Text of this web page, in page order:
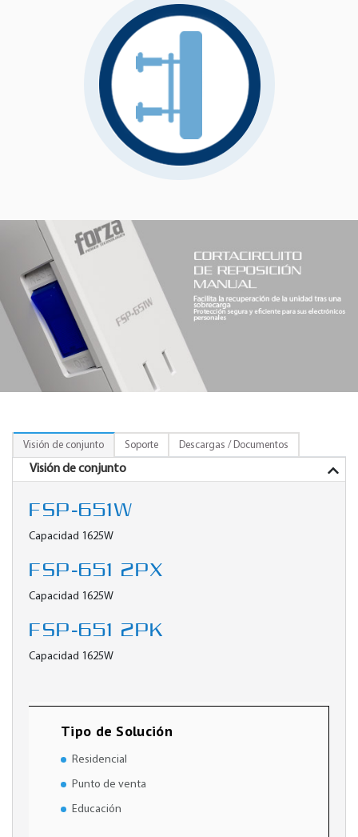
Visión de conjunto Soporte Descargas / Documentos
Visión de conjunto
FSP-651W
Capacidad 1625W
FSP-651 2PX
Capacidad 1625W
FSP-651 2PK
Capacidad 1625W
Tipo de Solución
Residencial
Punto de venta
Educación